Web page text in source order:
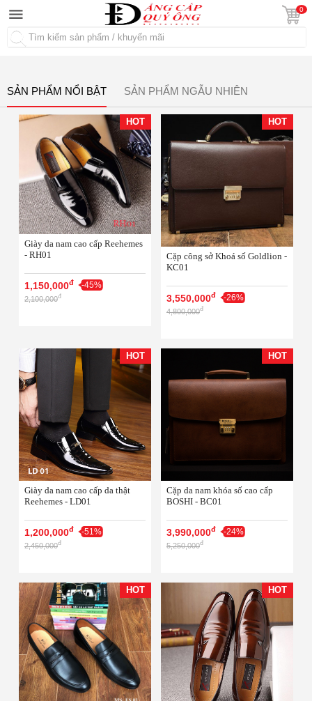
Tìm kiếm
0
SẢN PHẨM NỔI BẬT SẢN PHẨM NGẪU NHIÊN
HOT
Giày da nam cao cấp Reehemes
- RH01
1,150,000đ -45%
2,100,000đ
HOT
Cặp công sở Khoá số Goldlion -
KC01
3,550,000đ -26%
4,800,000đ
HOT
Giày da nam cao cấp da thật
Reehemes - LD01
1,200,000đ -51%
2,450,000đ
HOT
Cặp da nam khóa số cao cấp
BOSHI - BC01
3,990,000đ -24%
5,250,000đ
HOT HOT